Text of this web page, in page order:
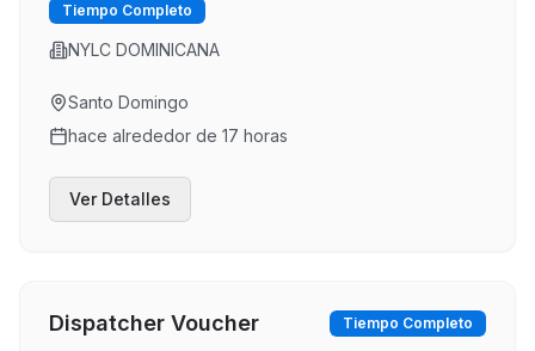
Tiempo Completo
NYLC DOMINICANA
Santo Domingo
hace alrededor de 17 horas
Ver Detalles
Dispatcher Voucher Tiempo Completo